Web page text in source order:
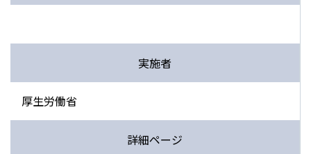
実施者
厚生労働省
詳細ページ